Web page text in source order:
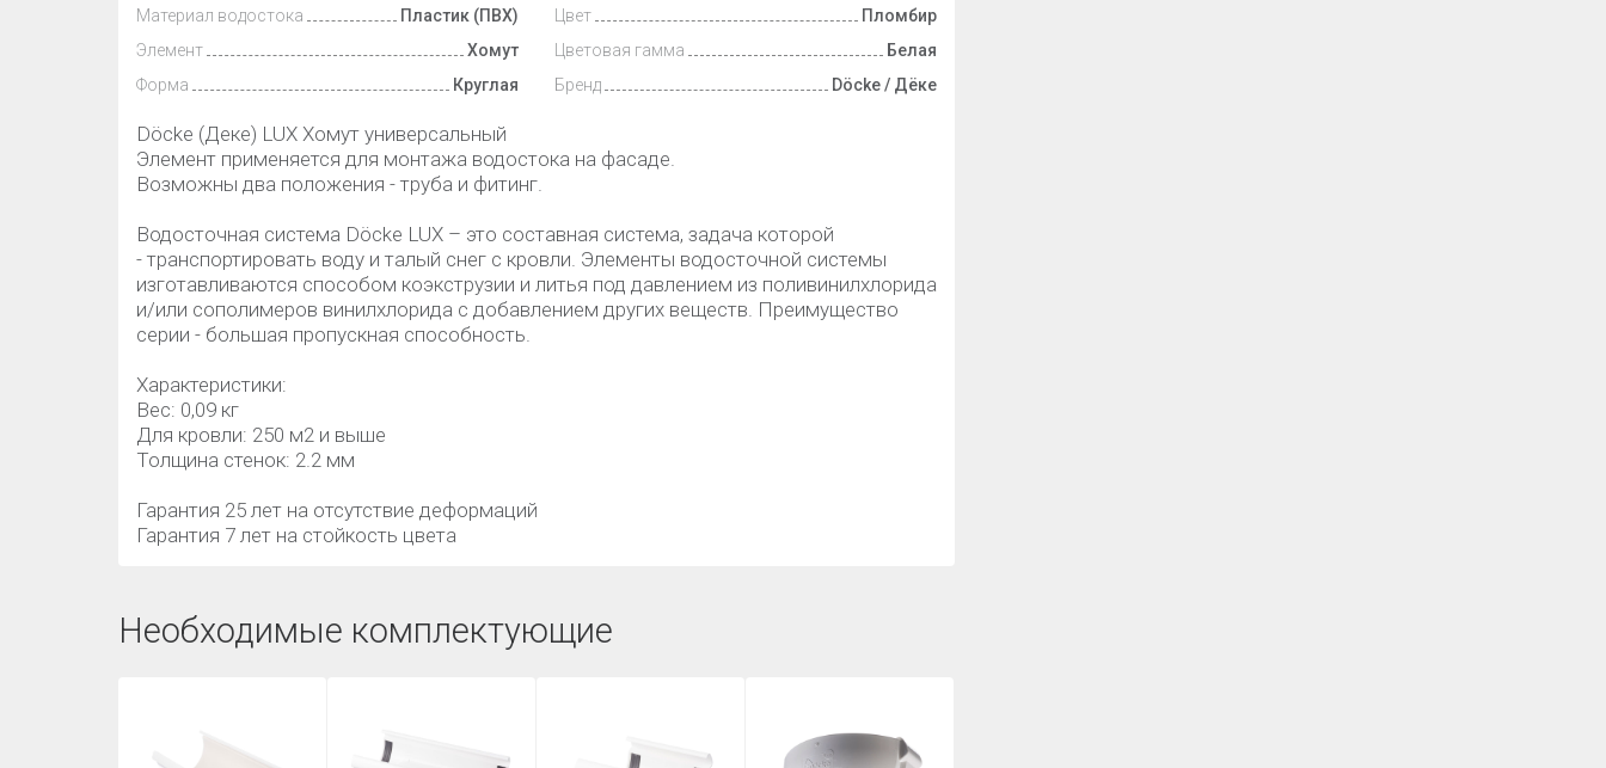
Материал водостока
Пластик (ПВХ)
Элемент
Хомут
Форма
Круглая
Цвет
Пломбир
Цветовая гамма
Белая
Бренд
Döcke / Дёке
Döcke (Деке) LUX Хомут универсальный
Элемент применяется для монтажа водостока на фасаде.
Возможны два положения - труба и фитинг.
Водосточная система Döcke LUX – это составная система, задача которой
- транспортировать воду и талый снег с кровли. Элементы водосточной системы
изготавливаются способом коэкструзии и литья под давлением из поливинилхлорида
и/или сополимеров винилхлорида с добавлением других веществ. Преимущество
серии - большая пропускная способность.
Характеристики:
Вес: 0,09 кг
Для кровли: 250 м2 и выше
Толщина стенок: 2.2 мм
Гарантия 25 лет на отсутствие деформаций
Гарантия 7 лет на стойкость цвета
Необходимые комплектующие